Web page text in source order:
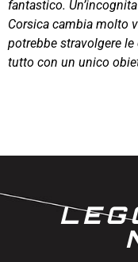
fantastico.
Corsica cambia molto
potrebbe stravolgere
tutto con un unico